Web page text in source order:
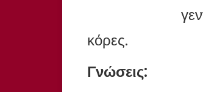
κόρες.
Γνώσεις: